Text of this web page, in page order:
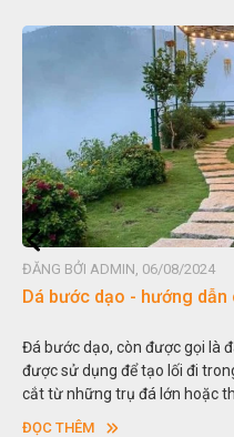
ĐĂNG BỞI ADMIN, 06/08/2024
Dá bước dạo - hướng dẫn
Đá bước dạo, còn được gọi là
được sử dụng để tạo lối đi
cắt từ những trụ đá lớn hoặc
vuông hoặc hình chữ nhật và
ĐỌC THÊM